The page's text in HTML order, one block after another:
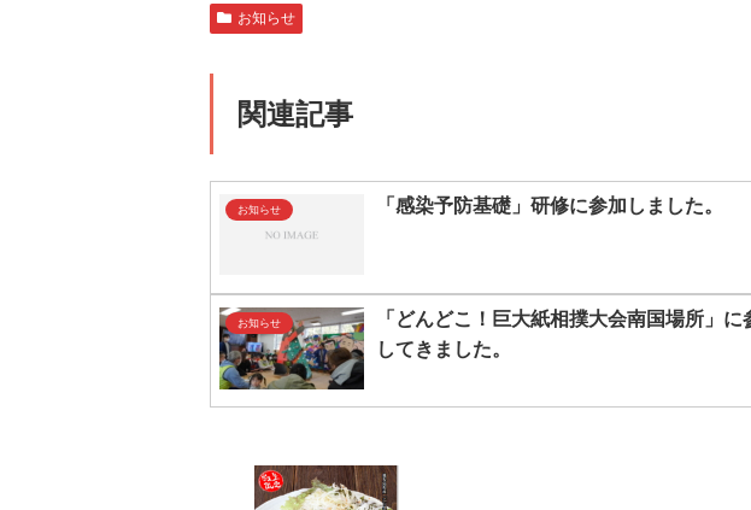
お知らせ
関連記事
お知らせ 「感染予防基礎」研修に参加しました。
お知らせ
「どんどこ！巨大紙相撲大会南国場所」に
してきました。